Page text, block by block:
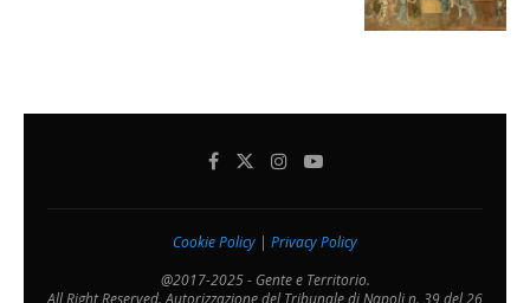
Cookie Policy | Privacy Policy
@2017-2025 - Gente e Territorio.